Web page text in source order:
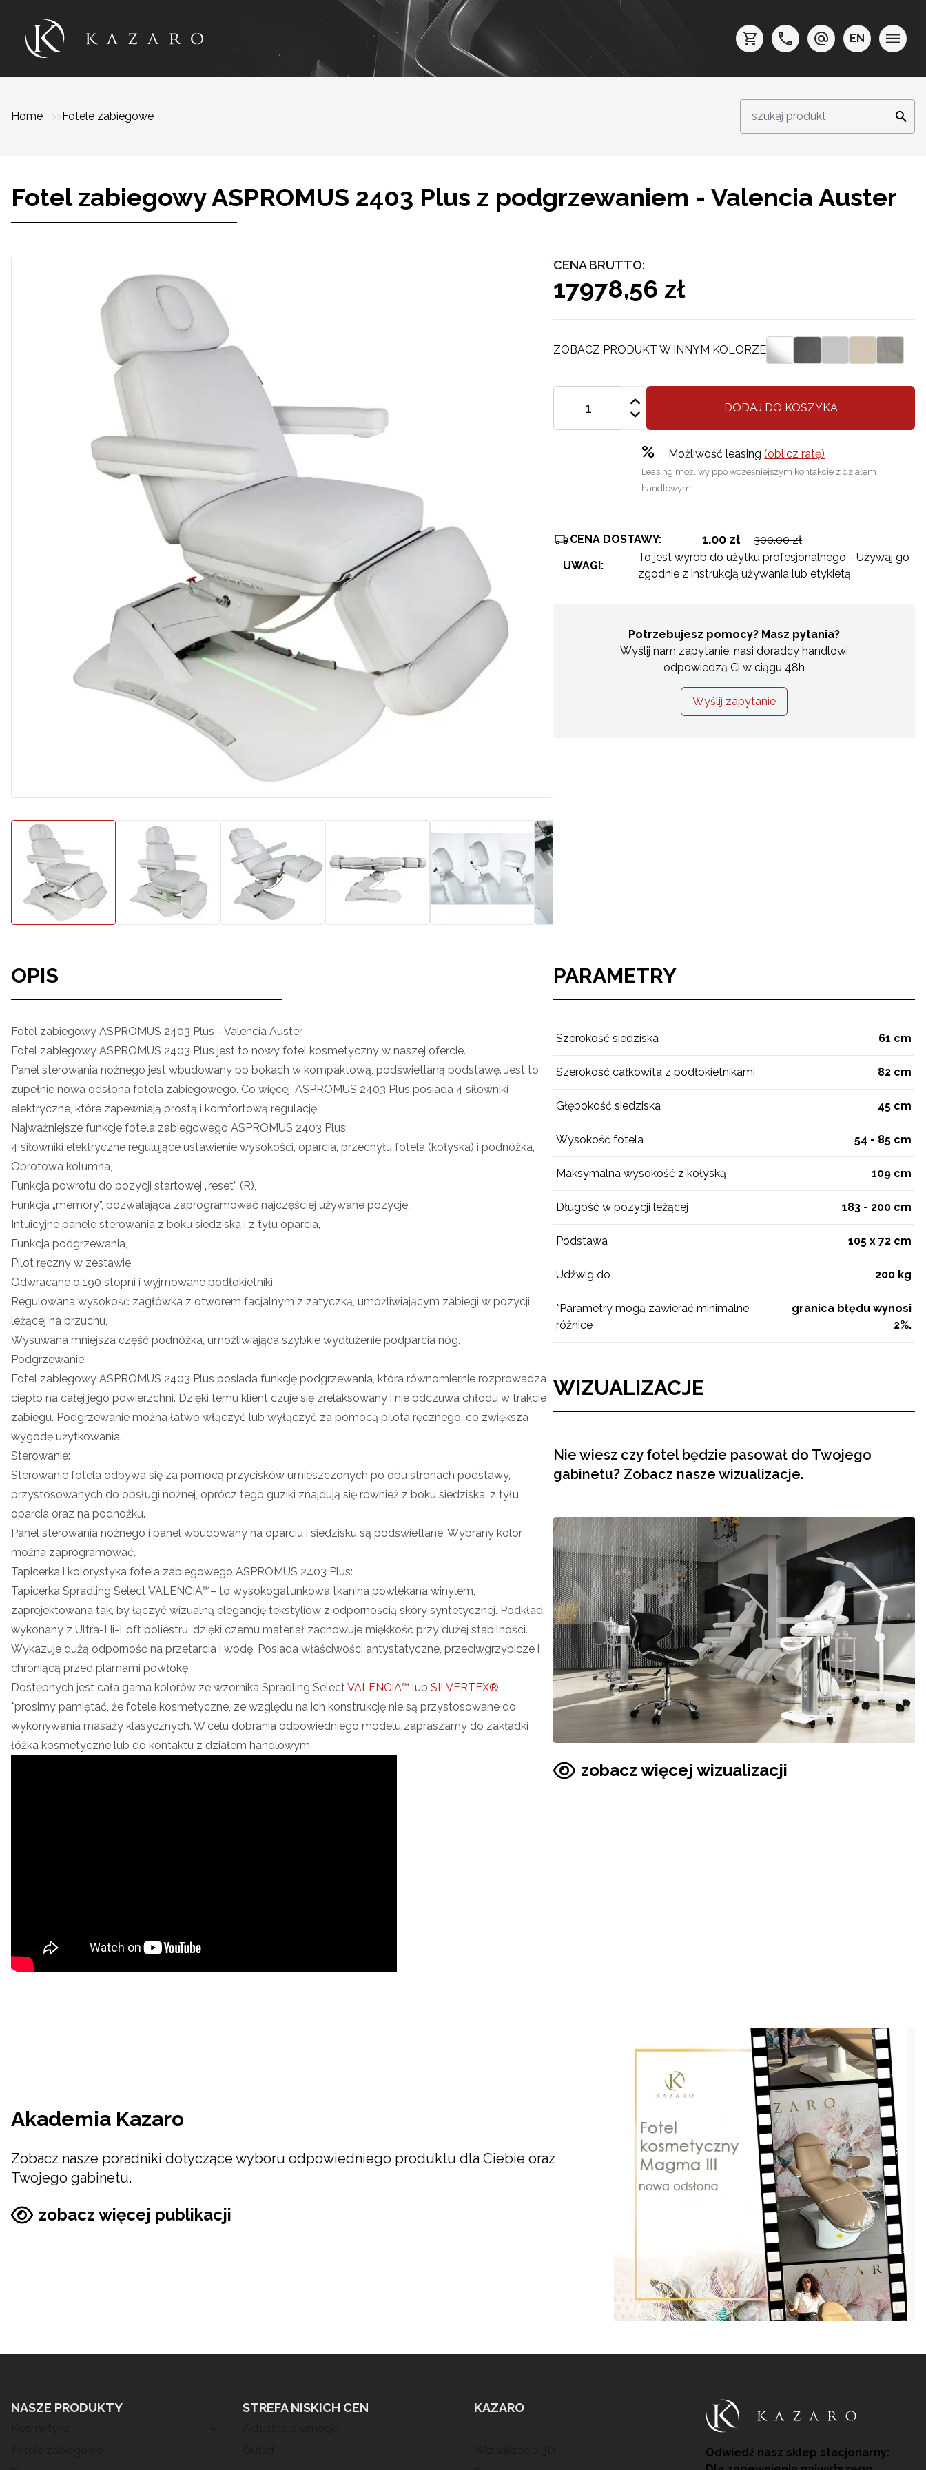
EN
Home Fotele zabiegowe
Fotel zabiegowy ASPROMUS 2403 Plus z podgrzewaniem - Valencia Auster
CENA BRUTTO:
17978,56 zł
ZOBACZ PRODUKT W INNYM KOLORZE
DODAJ DO KOSZYKA
% Możliwość leasing(oblicz ratę)
Leasing możliwy ppo wcześniejszym kontakcie z działem
handlowym
CENA DOSTAWY: 1.00 zł
300.00 zł
UWAGI:
To jest wyrób do użytku profesjonalnego - Używaj go
zgodnie z instrukcją używania lub etykietą
Potrzebujesz pomocy? Masz pytania?
Wyślij nam zapytanie, nasi doradcy handlowi
odpowiedzą Ci w ciągu 48h
Wyślij zapytanie
OPIS
Fotel zabiegowy ASPROMUS 2403 Plus - Valencia Auster
Fotel zabiegowy ASPROMUS 2403 Plus jest to nowy fotel kosmetyczny w naszej ofercie.
Panel sterowania nożnego jest wbudowany po bokach w kompaktową, podświetlaną podstawę. Jest to
zupełnie nowa odsłona fotela zabiegowego. Co więcej, ASPROMUS 2403 Plus posiada 4 siłowniki
elektryczne, które zapewniają prostą i komfortową regulację
Najważniejsze funkcje fotela zabiegowego ASPROMUS 2403 Plus:
4 siłowniki elektryczne regulujące ustawienie wysokości, oparcia, przechyłu fotela (kołyska) i podnóżka,
Obrotowa kolumna,
Funkcja powrotu do pozycji startowej „reset” (R),
Funkcja „memory”, pozwalająca zaprogramować najczęściej używane pozycje,
Intuicyjne panele sterowania z boku siedziska i z tyłu oparcia,
Funkcja podgrzewania,
Pilot ręczny w zestawie,
Odwracane o 190 stopni i wyjmowane podłokietniki,
Regulowana wysokość zagłówka z otworem facjalnym z zatyczką, umożliwiającym zabiegi w pozycji
leżącej na brzuchu,
Wysuwana mniejsza część podnóżka, umożliwiająca szybkie wydłużenie podparcia nóg.
Podgrzewanie:
Fotel zabiegowy ASPROMUS 2403 Plus posiada funkcję podgrzewania, która równomiernie rozprowadza
ciepło na całej jego powierzchni. Dzięki temu klient czuje się zrelaksowany i nie odczuwa chłodu w trakcie
zabiegu. Podgrzewanie można łatwo włączyć lub wyłączyć za pomocą pilota ręcznego, co zwiększa
wygodę użytkowania.
Sterowanie:
Sterowanie fotela odbywa się za pomocą przycisków umieszczonych po obu stronach podstawy,
przystosowanych do obsługi nożnej, oprócz tego guziki znajdują się również z boku siedziska, z tyłu
oparcia oraz na podnóżku.
Panel sterowania nożnego i panel wbudowany na oparciu i siedzisku są podświetlane. Wybrany kolor
można zaprogramować.
Tapicerka i kolorystyka fotela zabiegowego ASPROMUS 2403 Plus:
Tapicerka Spradling Select VALENCIA™– to wysokogatunkowa tkanina powlekana winylem,
zaprojektowana tak, by łączyć wizualną elegancję tekstyliów z odpornością skóry syntetycznej. Podkład
wykonany z Ultra-Hi-Loft poliestru, dzięki czemu materiał zachowuje miękkość przy dużej stabilności.
Wykazuje dużą odporność na przetarcia i wodę. Posiada właściwości antystatyczne, przeciwgrzybicze i
chroniącą przed plamami powłokę.
Dostępnych jest cała gama kolorów ze wzornika Spradling SelectVALENCIA™ lub SILVERTEX®.
*prosimy pamiętać, że fotele kosmetyczne, ze względu na ich konstrukcję nie są przystosowane do
wykonywania masaży klasycznych. W celu dobrania odpowiedniego modelu zapraszamy do zakładki
łóżka kosmetyczne lub do kontaktu z działem handlowym.
PARAMETRY
Szerokość siedziska 61 cm
Szerokość całkowita z podłokietnikami 82 cm
Głębokość siedziska 45 cm
Wysokość fotela 54 - 85 cm
Maksymalna wysokość z kołyską 109 cm
Długość w pozycji leżącej 183 - 200 cm
Podstawa 105 x 72 cm
Udźwig do 200 kg
*Parametry mogą zawierać minimalne
różnice
granica błędu wynosi
2%.
WIZUALIZACJE
Nie wiesz czy fotel będzie pasował do Twojego
gabinetu? Zobacz nasze wizualizacje.
zobacz więcej wizualizacji
Akademia Kazaro
Zobacz nasze poradniki dotyczące wyboru odpowiedniego produktu dla Ciebie oraz
Twojego gabinetu.
zobacz więcej publikacji
NASZE PRODUKTY STREFA NISKICH CEN KAZARO
Odwiedź nasz sklep stacjonarny: